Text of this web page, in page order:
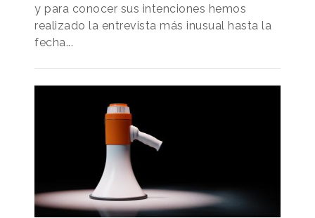
y para conocer sus intenciones hemos
realizado la entrevista más inusual hasta la
fecha...